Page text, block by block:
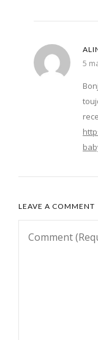
5
LEAVE A COMMENT